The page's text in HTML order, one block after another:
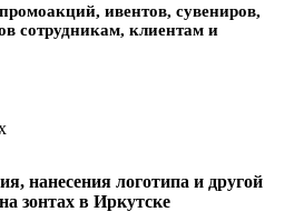
ивентов, сувениров,
сотрудникам, клиентам и
нанесения логотипа и другой
зонтах в Иркутске